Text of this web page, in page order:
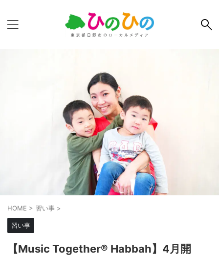
HOME > 習い事 >
習い事
【Music Together® Habbah】4月開